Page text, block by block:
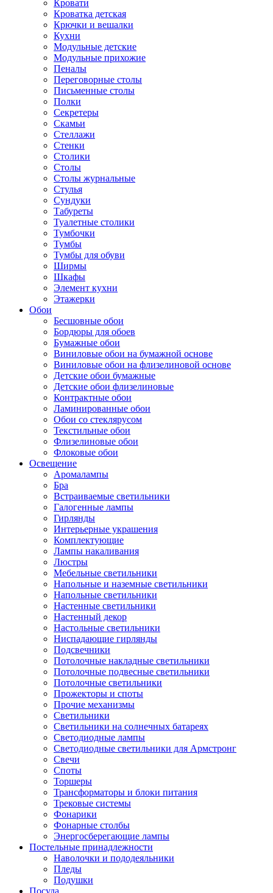
Кровати
Кроватка детская
Крючки и вешалки
Кухни
Модульные детские
Модульные прихожие
Пеналы
Переговорные столы
Письменные столы
Полки
Секретеры
Скамьи
Стеллажи
Стенки
Столики
Столы
Столы журнальные
Стулья
Сундуки
Табуреты
Туалетные столики
Тумбочки
Тумбы
Тумбы для обуви
Ширмы
Шкафы
Элемент кухни
Этажерки
Обои
Бесшовные обои
Бордюры для обоев
Бумажные обои
Виниловые обои на бумажной основе
Виниловые обои на флизелиновой основе
Детские обои бумажные
Детские обои флизелиновые
Контрактные обои
Ламинированные обои
Обои со стеклярусом
Текстильные обои
Флизелиновые обои
Флоковые обои
Освещение
Аромалампы
Бра
Встраиваемые светильники
Галогенные лампы
Гирлянды
Интерьерные украшения
Комплектующие
Лампы накаливания
Люстры
Мебельные светильники
Напольные и наземные светильники
Напольные светильники
Настенные светильники
Настенный декор
Настольные светильники
Ниспадающие гирлянды
Подсвечники
Потолочные накладные светильники
Потолочные подвесные светильники
Потолочные светильники
Прожекторы и споты
Прочие механизмы
Светильники
Светильники на солнечных батареях
Светодиодные лампы
Светодиодные светильники для Армстронг
Свечи
Споты
Торшеры
Трансформаторы и блоки питания
Трековые системы
Фонарики
Фонарные столбы
Энергосберегающие лампы
Постельные принадлежности
Наволочки и пододеяльники
Пледы
Подушки
Посуда